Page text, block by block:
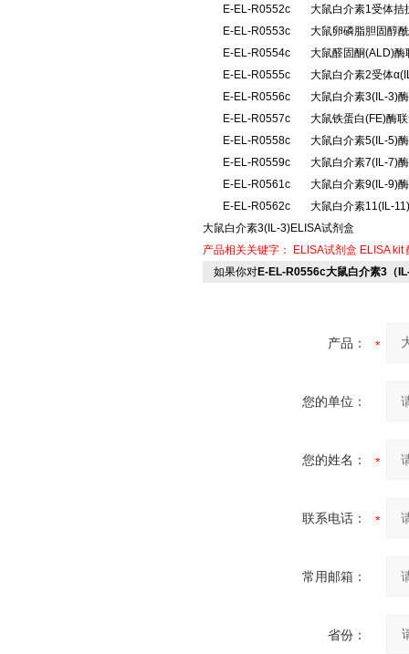
E-EL-R0552c
大鼠白介素1受体拮
E-EL-R0553c
大鼠卵磷脂胆固醇
E-EL-R0554c
大鼠醛固酮(ALD)
E-EL-R0555c
大鼠白介素2受体
E-EL-R0556c
大鼠白介素3(IL-3)
E-EL-R0557c
大鼠铁蛋白(FE)酶
E-EL-R0558c
大鼠白介素5(IL-5)
E-EL-R0559c
大鼠白介素7(IL-7)
E-EL-R0561c
大鼠白介素9(IL-9)
E-EL-R0562c
大鼠白介素11(IL-
大鼠白介素3(IL-3)ELISA试剂盒
产品相关关键字：
ELISA试剂盒 ELISA kit
如果你对E-EL-R0556c大鼠白介素3（
产品：
您的单位：
您的姓名：
联系电话：
常用邮箱：
省份：